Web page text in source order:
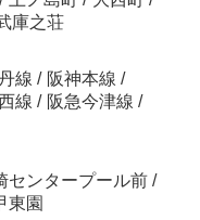
庫之荘
線 / 阪神本線 /
線 / 阪急今津線 /
センタープール前 /
東園